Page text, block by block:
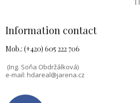
Information contact
Mob.: (+420) 605 222 706
(Ing. Soňa Obdržálková)
e-mail: hdareal@jarena.cz